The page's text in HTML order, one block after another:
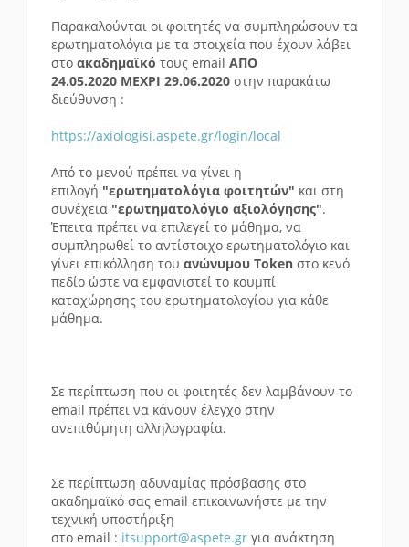
Παρακαλούνται οι φοιτητές να συμπληρώσουν τα
ερωτηματολόγια με τα στοιχεία που έχουν λάβει
στο ακαδημαϊκό τους email ΑΠΟ
24.05.2020 ΜΕΧΡΙ 29.06.2020 στην παρακάτω
διεύθυνση :
https://axiologisi.aspete.gr/login/local
Από το μενού πρέπει να γίνει η
επιλογή "ερωτηματολόγια φοιτητών" και στη
συνέχεια "ερωτηματολόγιο αξιολόγησης".
Έπειτα πρέπει να επιλεγεί το μάθημα, να
συμπληρωθεί το αντίστοιχο ερωτηματολόγιο και
γίνει επικόλληση τoυ ανώνυμου Τoken στο κενό
πεδίο ώστε να εμφανιστεί το κουμπί
καταχώρησης του ερωτηματολογίου για κάθε
μάθημα.
Σε περίπτωση που οι φοιτητές δεν λαμβάνουν το
email πρέπει να κάνουν έλεγχο στην
ανεπιθύμητη αλληλογραφία.
Σε περίπτωση αδυναμίας πρόσβασης στο
ακαδημαϊκό σας email επικοινωνήστε με την
τεχνική υποστήριξη
στο email : itsupport@aspete.gr για ανάκτηση